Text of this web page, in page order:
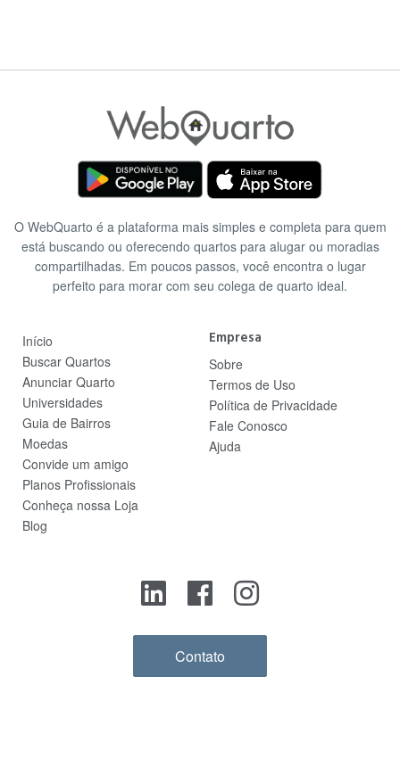
O WebQuarto é a plataforma mais simples e completa para quem
está buscando ou oferecendo quartos para alugar ou moradias
compartilhadas. Em poucos passos, você encontra o lugar
perfeito para morar com seu colega de quarto ideal.
Início
Buscar Quartos
Anunciar Quarto
Universidades
Guia de Bairros
Moedas
Convide um amigo
Planos Profissionais
Conheça nossa Loja
Blog
Empresa
Sobre
Termos de Uso
Política de Privacidade
Fale Conosco
Ajuda
Contato